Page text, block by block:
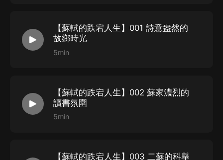
【蘇軾的跌宕人生】001 詩意盎然的
故鄉時光
5min
【蘇軾的跌宕人生】002 蘇家濃烈的
讀書氛圍
5min
【蘇軾的跌宕人生】003 二蘇的科舉